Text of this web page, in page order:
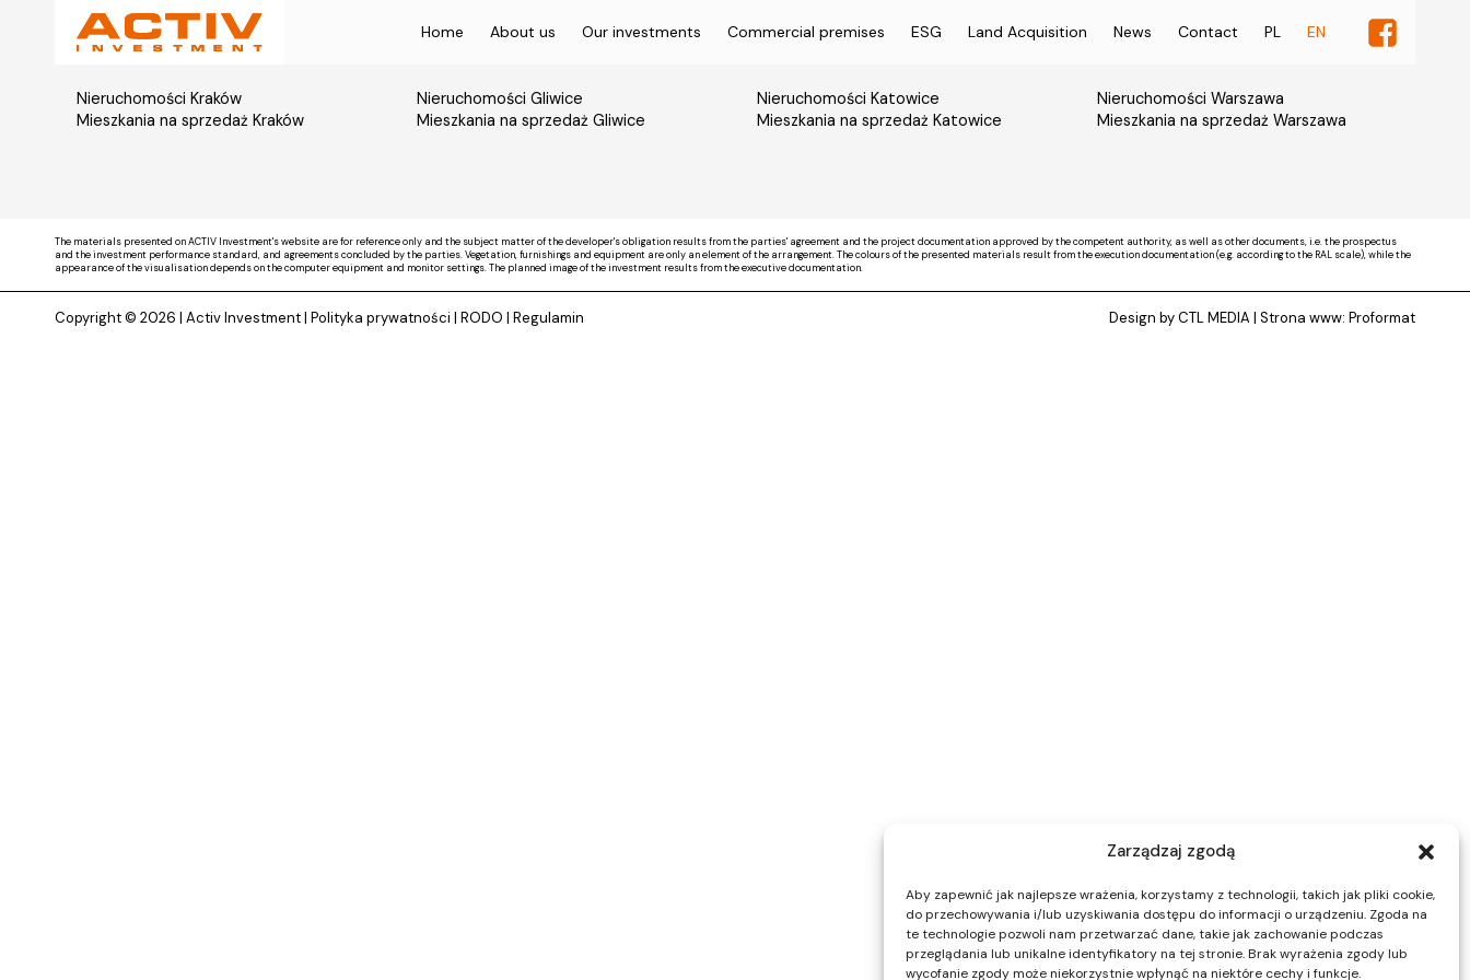
Zarządzaj zgodą
Aby zapewnić jak najlepsze wrażenia, korzystamy z technologii, takich jak pliki cookie,
do przechowywania i/lub uzyskiwania dostępu do informacji o urządzeniu. Zgoda na
te technologie pozwoli nam przetwarzać dane, takie jak zachowanie podczas
przeglądania lub unikalne identyfikatory na tej stronie. Brak wyrażenia zgody lub
wycofanie zgody może niekorzystnie wpłynąć na niektóre cechy i funkcje.
Home About us Our investments Commercial premises ESG Land Acquisition News Contact PL EN
Nieruchomości Kraków
Mieszkania na sprzedaż Kraków
Nieruchomości Gliwice
Mieszkania na sprzedaż Gliwice
Nieruchomości Katowice
Mieszkania na sprzedaż Katowice
Nieruchomości Warszawa
Mieszkania na sprzedaż Warszawa
The materials presented on ACTIV Investment's website are for reference only and the subject matter of the developer's obligation results from the parties' agreement and the project documentation approved by the competent authority, as well as other documents, i.e. the prospectus
and the investment performance standard, and agreements concluded by the parties. Vegetation, furnishings and equipment are only an element of the arrangement. The colours of the presented materials result from the execution documentation (e.g. according to the RAL scale), while the
appearance of the visualisation depends on the computer equipment and monitor settings. The planned image of the investment results from the executive documentation.
Copyright © 2026 | Activ Investment| Polityka prywatności | RODO | Regulamin Design by CTL MEDIA | Strona www: Proformat